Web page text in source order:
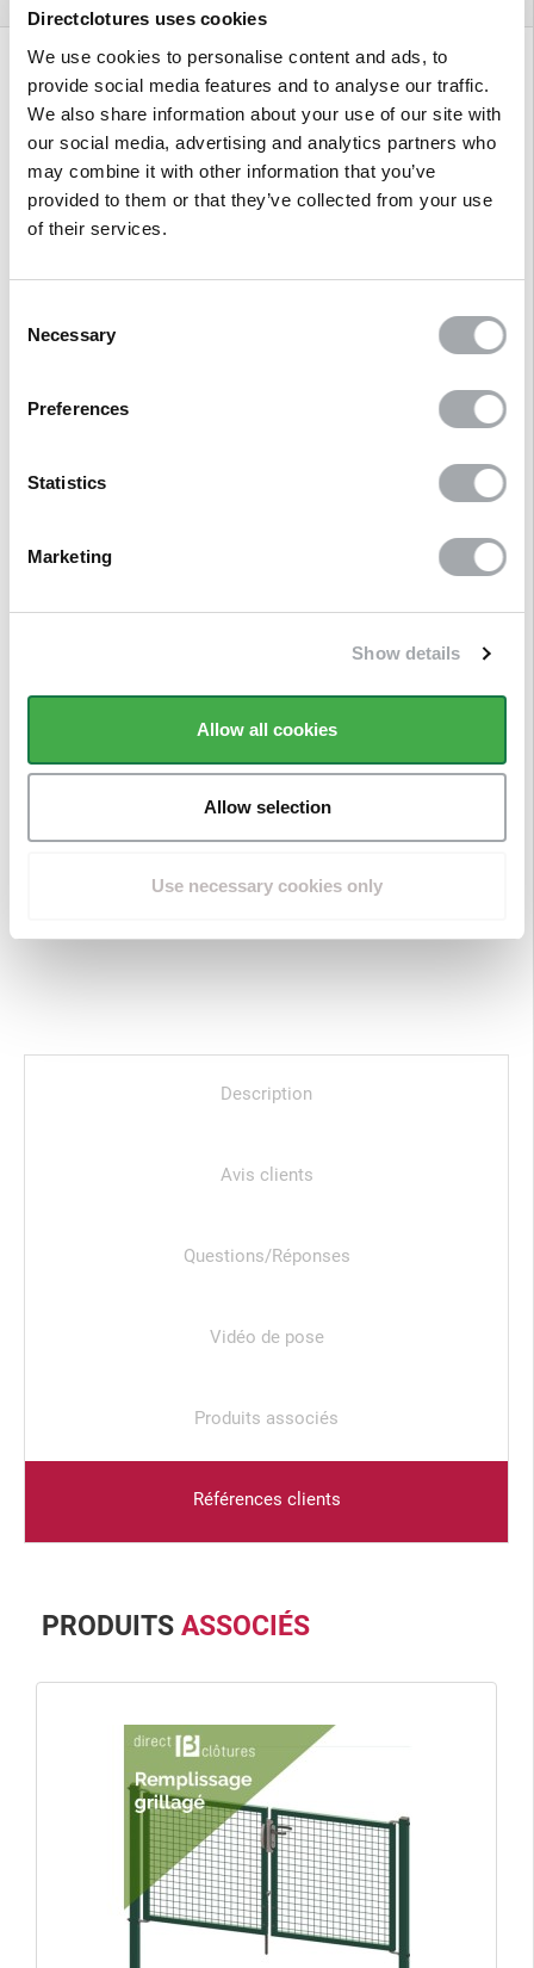
Directclotures uses cookies
We use cookies to personalise content and ads, to
provide social media features and to analyse our traffic.
We also share information about your use of our site with
our social media, advertising and analytics partners who
may combine it with other information that you’ve
provided to them or that they’ve collected from your use
of their services.
Selection
Necessary
Preferences
Statistics
Marketing
Show details
Allow all cookies
Allow selection
Use necessary cookies only
Description
Avis clients
Description
Avis clients
Questions/Réponses
Vidéo de pose
Produits associés
Références clients
PRODUITS ASSOCIÉS